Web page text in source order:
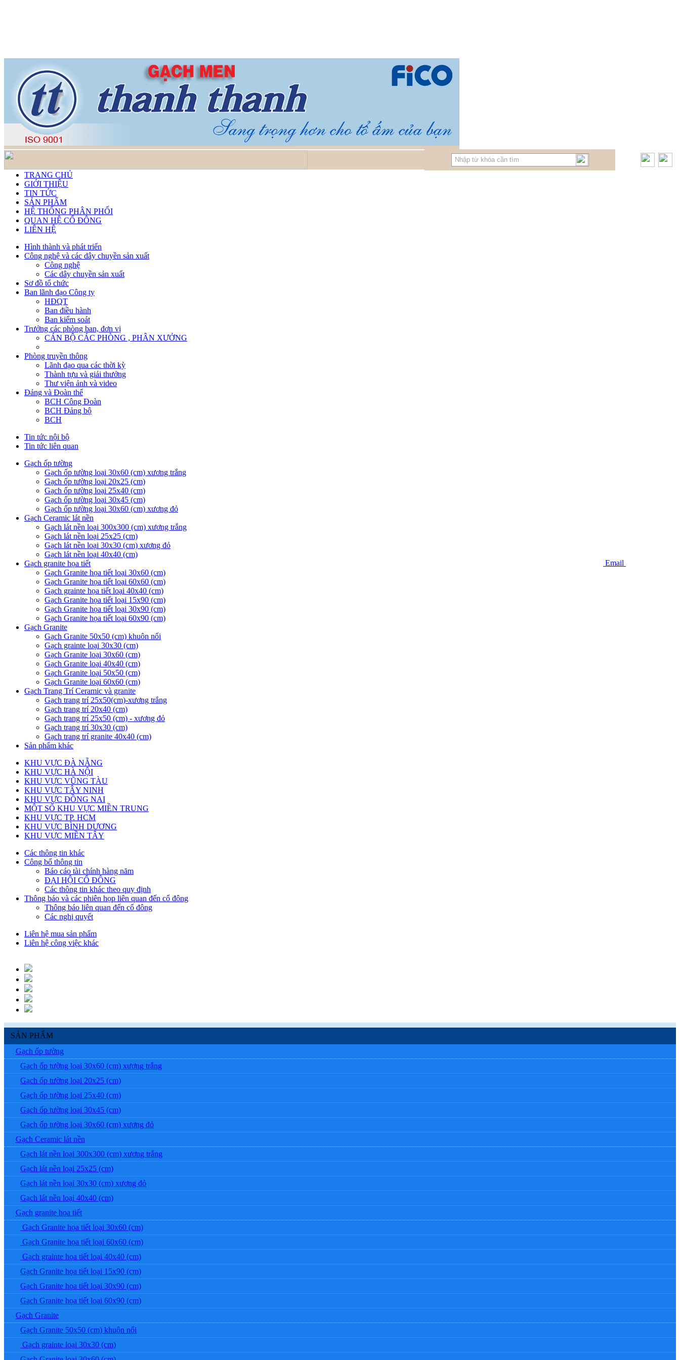
TRANG CHỦ
GIỚI THIỆU
TIN TỨC
SẢN PHẨM
HỆ THỐNG PHÂN PHỐI
QUAN HỆ CỔ ĐÔNG
LIÊN HỆ
Hình thành và phát triển
Công nghệ và các dây chuyền sản xuất
Công nghệ
Các dây chuyền sản xuất
Sơ đồ tổ chức
Ban lãnh đạo Công ty
HĐQT
Ban điều hành
Ban kiểm soát
Trưởng các phòng ban, đơn vị
CÁN BỘ CÁC PHÒNG , PHÂN XƯỞNG
Phòng truyền thông
Lãnh đạo qua các thời kỳ
Thành tựu và giải thưởng
Thư viện ảnh và video
Đảng và Đoàn thể
BCH Công Đoàn
BCH Đảng bộ
BCH
Tin tức nội bộ
Tin tức liên quan
Gạch ốp tường
Gạch ốp tường loại 30x60 (cm) xương trắng
Gạch ốp tường loại 20x25 (cm)
Gạch ốp tường loại 25x40 (cm)
Gạch ốp tường loại 30x45 (cm)
Gạch ốp tường loại 30x60 (cm) xương đỏ
Gạch Ceramic lát nền
Gạch lát nền loại 300x300 (cm) xương trắng
Gạch lát nền loại 25x25 (cm)
Gạch lát nền loại 30x30 (cm) xương đỏ
Gạch lát nền loại 40x40 (cm)
Gạch granite họa tiết
Gạch Granite họa tiết loại 30x60 (cm)
Gạch Granite họa tiết loại 60x60 (cm)
Gạch grainte họa tiết loại 40x40 (cm)
Gạch Granite họa tiết loại 15x90 (cm)
Gạch Granite họa tiết loại 30x90 (cm)
Gạch Granite họa tiết loại 60x90 (cm)
Gạch Granite
Gạch Granite 50x50 (cm) khuôn nổi
Gạch grainte loại 30x30 (cm)
Gạch Granite loại 30x60 (cm)
Gạch Granite loại 40x40 (cm)
Gạch Granite loại 50x50 (cm)
Gạch Granite loại 60x60 (cm)
Gạch Trang Trí Ceramic và granite
Gạch trang trí 25x50(cm)-xương trắng
Gạch trang trí 20x40 (cm)
Gạch trang trí 25x50 (cm) - xương đỏ
Gạch trang trí 30x30 (cm)
Gạch trang trí granite 40x40 (cm)
Sản phẩm khác
KHU VỰC ĐÀ NẴNG
KHU VỰC HÀ NỘI
KHU VỰC VŨNG TÀU
KHU VỰC TÂY NINH
KHU VỰC ĐỒNG NAI
MỘT SỐ KHU VỰC MIỀN TRUNG
KHU VỰC TP. HCM
KHU VỰC BÌNH DƯƠNG
KHU VỰC MIỀN TÂY
Các thông tin khác
Công bố thông tin
Báo cáo tài chính hàng năm
ĐẠI HỘI CỔ ĐÔNG
Các thông tin khác theo quy định
Thông báo và các phiên họp liên quan đến cổ đông
Thông báo liên quan đến cổ đông
Các nghị quyết
Liên hệ mua sản phẩm
Liên hệ công việc khác
Email
SẢN PHẨM
Gạch ốp tường
Gạch ốp tường loại 30x60 (cm) xương trắng
Gạch ốp tường loại 20x25 (cm)
Gạch ốp tường loại 25x40 (cm)
Gạch ốp tường loại 30x45 (cm)
Gạch ốp tường loại 30x60 (cm) xương đỏ
Gạch Ceramic lát nền
Gạch lát nền loại 300x300 (cm) xương trắng
Gạch lát nền loại 25x25 (cm)
Gạch lát nền loại 30x30 (cm) xương đỏ
Gạch lát nền loại 40x40 (cm)
Gạch granite họa tiết
Gạch Granite họa tiết loại 30x60 (cm)
Gạch Granite họa tiết loại 60x60 (cm)
Gạch grainte họa tiết loại 40x40 (cm)
Gạch Granite họa tiết loại 15x90 (cm)
Gạch Granite họa tiết loại 30x90 (cm)
Gạch Granite họa tiết loại 60x90 (cm)
Gạch Granite
Gạch Granite 50x50 (cm) khuôn nổi
Gạch grainte loại 30x30 (cm)